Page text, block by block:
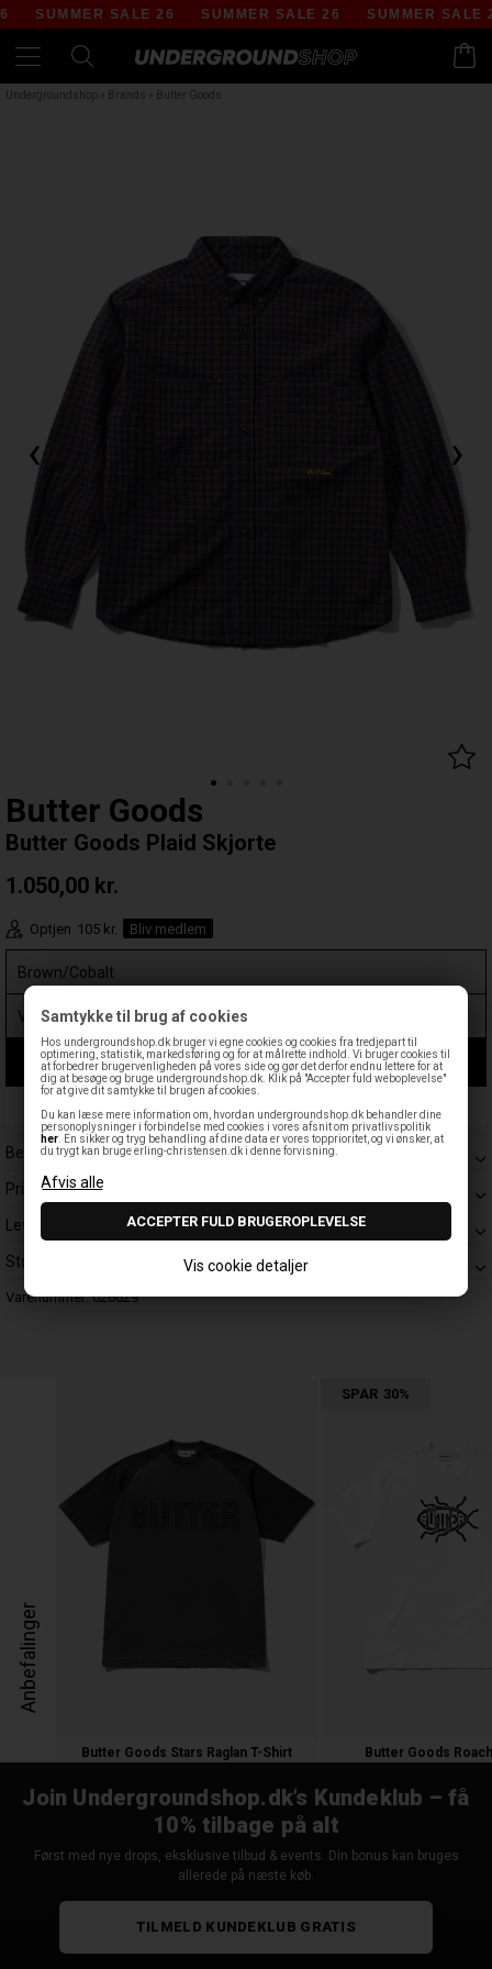
Samtykke til brug af cookies
Hos undergroundshop.dk bruger vi egne cookies og cookies fra tredjepart til
optimering, statistik, markedsføring og for at målrette indhold. Vi bruger cookies til
at forbedrer brugervenligheden på vores side og gør det derfor endnu lettere for at
dig at besøge og bruge undergroundshop.dk. Klik på "Accepter fuld weboplevelse"
for at give dit samtykke til brugen af cookies.
Du kan læse mere information om, hvordan undergroundshop.dk behandler dine
personoplysninger i forbindelse med cookies i vores afsnit om privatlivspolitik
her . En sikker og tryg behandling af dine data er vores topprioritet, og vi ønsker, at
du trygt kan bruge erling-christensen.dk i denne forvisning.
Vis cookie detaljer
SUMMER SALE 26 SUMMER SALE 26 SUMMER SALE 26
Undergroundshop Brands Butter Goods
‹ ›
Butter Goods
Butter Goods Plaid Skjorte
1.050,00 kr.
Optjen 105 kr. Bliv medlem
LÆG I KURV
Leveringstid: 1-3 hverdage
Beskrivelse
Prisgaranti
Levering
Størrelsesguide
Varenummer:026629
Anbefalinger
Butter Goods Stars Raglan T-Shirt
SPAR 30%
Butter Goods
Join Undergroundshop.dk’s Kundeklub – få
10% tilbage på alt
Først med nye drops, eksklusive tilbud & events. Din bonus kan bruges
allerede på næste køb.
TILMELD KUNDEKLUB GRATIS